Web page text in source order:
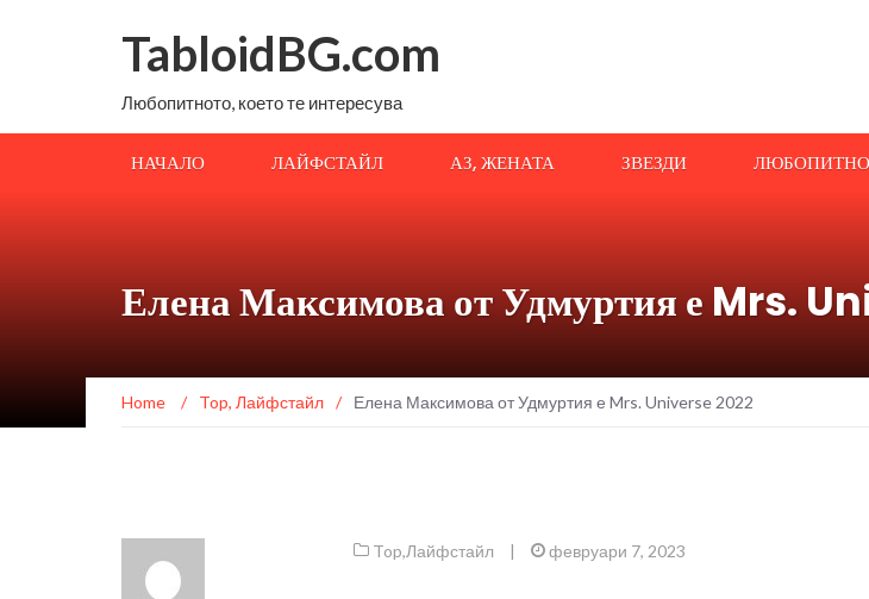
TabloidBG.com
Любопитното, което те интересува
НАЧАЛО ЛАЙФСТАЙЛ АЗ, ЖЕНАТА ЗВЕЗДИ ЛЮБОПИТНО
Елена Максимова от Удмуртия е Mrs.
Home / Top, Лайфстайл / Елена Максимова от Удмуртия е Mrs. Universe 2022
Top,Лайфстайл | февруари 7, 2023